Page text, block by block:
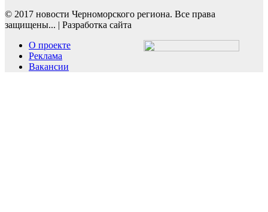
© 2017 новости Черноморского региона. Все права
защищены... | Разработка сайта
О проекте
Реклама
Вакансии